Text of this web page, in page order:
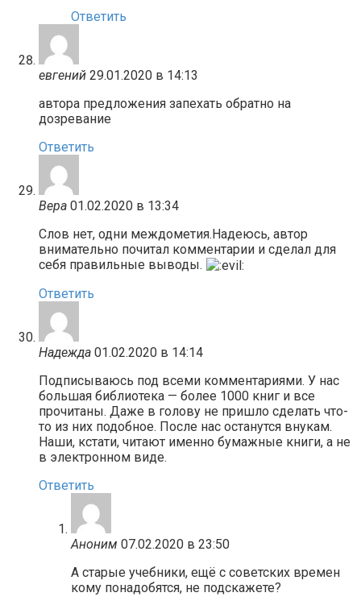
Ответить
евгений 29.01.2020 в 14:13
автора предложения запехать обратно на
дозревание
Ответить
Вера 01.02.2020 в 13:34
Слов нет, одни междометия.Надеюсь, автор
внимательно почитал комментарии и сделал для
себя правильные выводы.
Ответить
Надежда 01.02.2020 в 14:14
Подписываюсь под всеми комментариями. У нас
большая библиотека — более 1000 книг и все
прочитаны. Даже в голову не пришло сделать что-
то из них подобное. После нас останутся внукам.
Наши, кстати, читают именно бумажные книги, а не
в электронном виде.
Ответить
Аноним 07.02.2020 в 23:50
А старые учебники, ещё с советских времен
кому понадобятся, не подскажете?